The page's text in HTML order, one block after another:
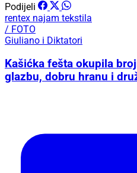
Podijeli
rentex najam tekstila
/ FOTO
Giuliano i Diktatori
Kašićka fešta okupila
glazbu, dobru hranu i